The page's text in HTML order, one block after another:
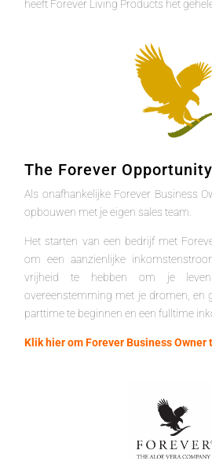
heeft Forever Living Products het
The Forever Opportunity
Als onafhankelijke Forever Business
opbouwen met je eigen sales team.
Het starten van een bedrijf met
om een aanzienlijke
vrijheid te hebben om je
overeenstemming met je dromen, en
parttime te beginnen en een fulltime
Klik hier om Forever Business Owner